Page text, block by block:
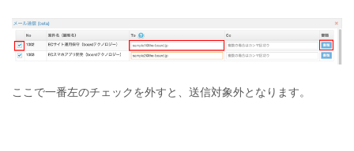
ここで一番左のチェックを外すと、送信対象外となります。